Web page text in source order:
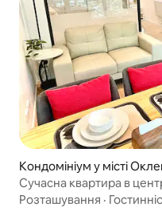
Кондомініум у місті
Сучасна квартира в
та ресторанами
Розташування ·